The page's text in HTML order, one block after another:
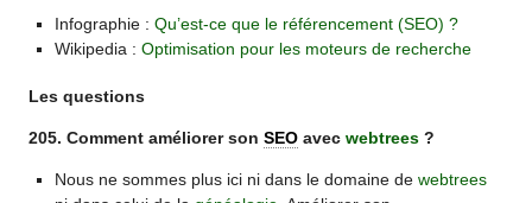
Infographie : Qu’est-ce que le référencement (SEO) ?
Wikipedia : Optimisation pour les moteurs de recherche
Les questions
205. Comment améliorer sonSEO avecwebtrees ?
Nous ne sommes plus ici ni dans le domaine de webtrees